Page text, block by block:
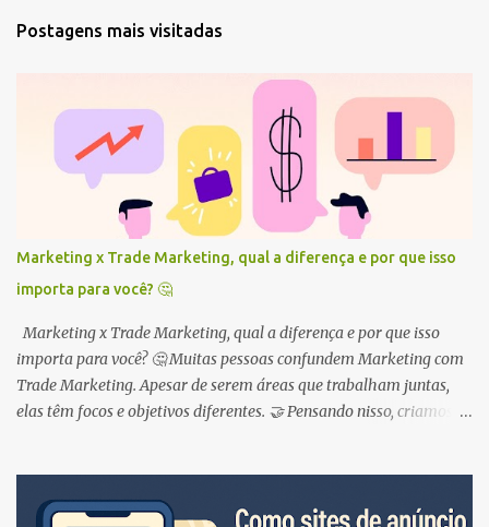
Postagens mais visitadas
Marketing x Trade Marketing, qual a diferença e por que isso
importa para você? 🤔
Marketing x Trade Marketing, qual a diferença e por que isso
importa para você? 🤔 Muitas pessoas confundem Marketing com
Trade Marketing. Apesar de serem áreas que trabalham juntas,
elas têm focos e objetivos diferentes. 🤝 Pensando nisso, criamos
Marketing é como um grande guarda-chuva que abrange diversas